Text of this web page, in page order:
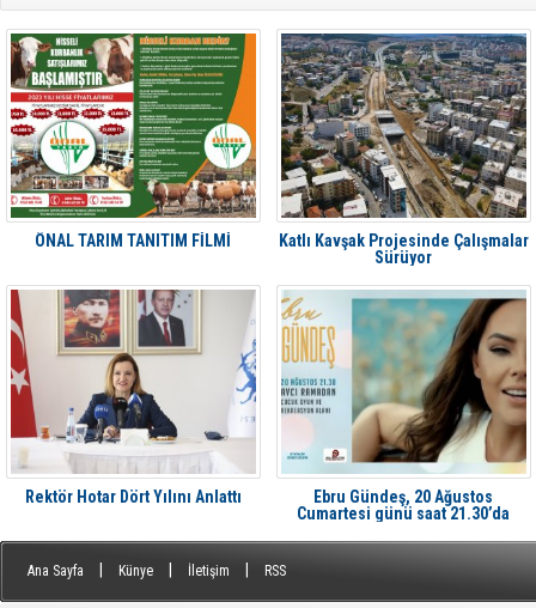
ÖNAL TARIM TANITIM FİLMİ
Katlı Kavşak Projesinde Çalışmalar
Sürüyor
Rektör Hotar Dört Yılını Anlattı
Ebru Gündeş, 20 Ağustos
Cumartesi günü saat 21.30’da
Ana Sayfa Künye İletişim RSS